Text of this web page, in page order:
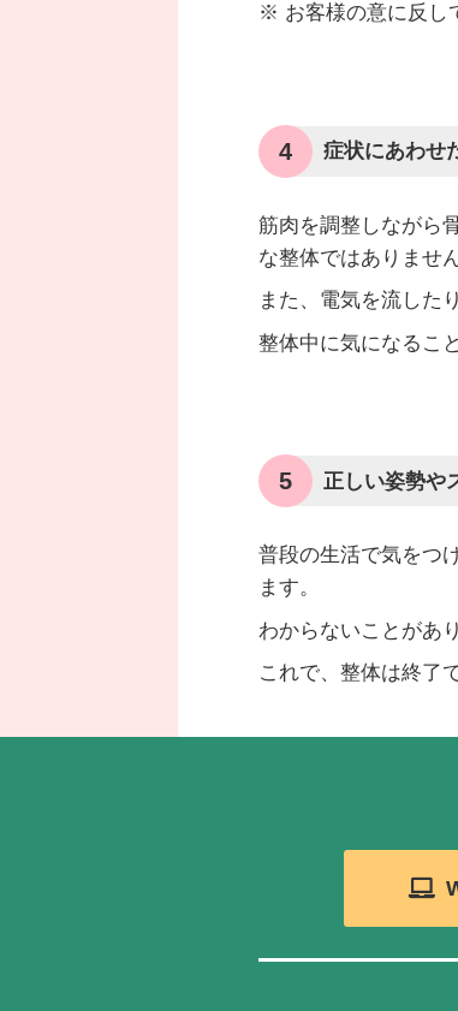
※ お客様の意に反し
4 症状にあわせ
筋肉を調整しながら
な整体ではありません
また、電気を流した
整体中に気になるこ
5 正しい姿勢や
普段の生活で気をつ
ます。
わからないことがあ
これで、整体は終了